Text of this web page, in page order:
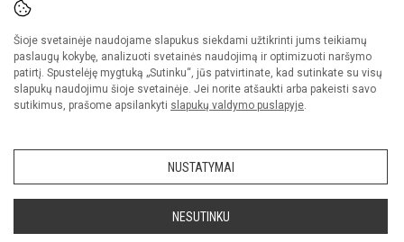
Šioje svetainėje naudojame slapukus siekdami užtikrinti jums teikiamų
paslaugų kokybę, analizuoti svetainės naudojimą ir optimizuoti naršymo
patirtį. Spustelėję mygtuką „Sutinku“, jūs patvirtinate, kad sutinkate su visų
slapukų naudojimu šioje svetainėje. Jei norite atšaukti arba pakeisti savo
sutikimus, prašome apsilankyti slapukų valdymo puslapyje.
NUSTATYMAI
NESUTINKU
© 2023. Jonavos Lietavos pagrindinė mokykla. Visos teisės saugomos.
Kopijuoti turinį be raštiško įstaigos administracijos sutikimo griežtai draudžiama.
Prieinamumo paraiška Slapukų valdymas
svetainę